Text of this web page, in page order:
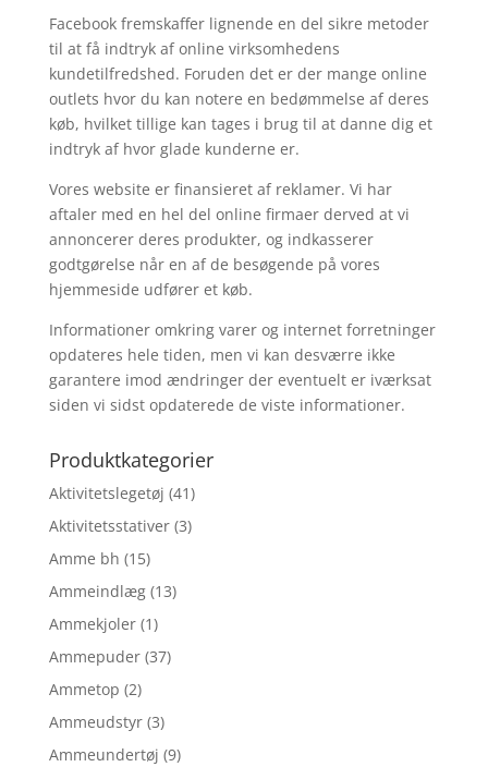
Facebook fremskaffer lignende en del sikre metoder
til at få indtryk af online virksomhedens
kundetilfredshed. Foruden det er der mange online
outlets hvor du kan notere en bedømmelse af deres
køb, hvilket tillige kan tages i brug til at danne dig et
indtryk af hvor glade kunderne er.
Vores website er finansieret af reklamer. Vi har
aftaler med en hel del online firmaer derved at vi
annoncerer deres produkter, og indkasserer
godtgørelse når en af de besøgende på vores
hjemmeside udfører et køb.
Informationer omkring varer og internet forretninger
opdateres hele tiden, men vi kan desværre ikke
garantere imod ændringer der eventuelt er iværksat
siden vi sidst opdaterede de viste informationer.
Produktkategorier
Aktivitetslegetøj (41)
Aktivitetsstativer (3)
Amme bh (15)
Ammeindlæg (13)
Ammekjoler (1)
Ammepuder (37)
Ammetop (2)
Ammeudstyr (3)
Ammeundertøj (9)